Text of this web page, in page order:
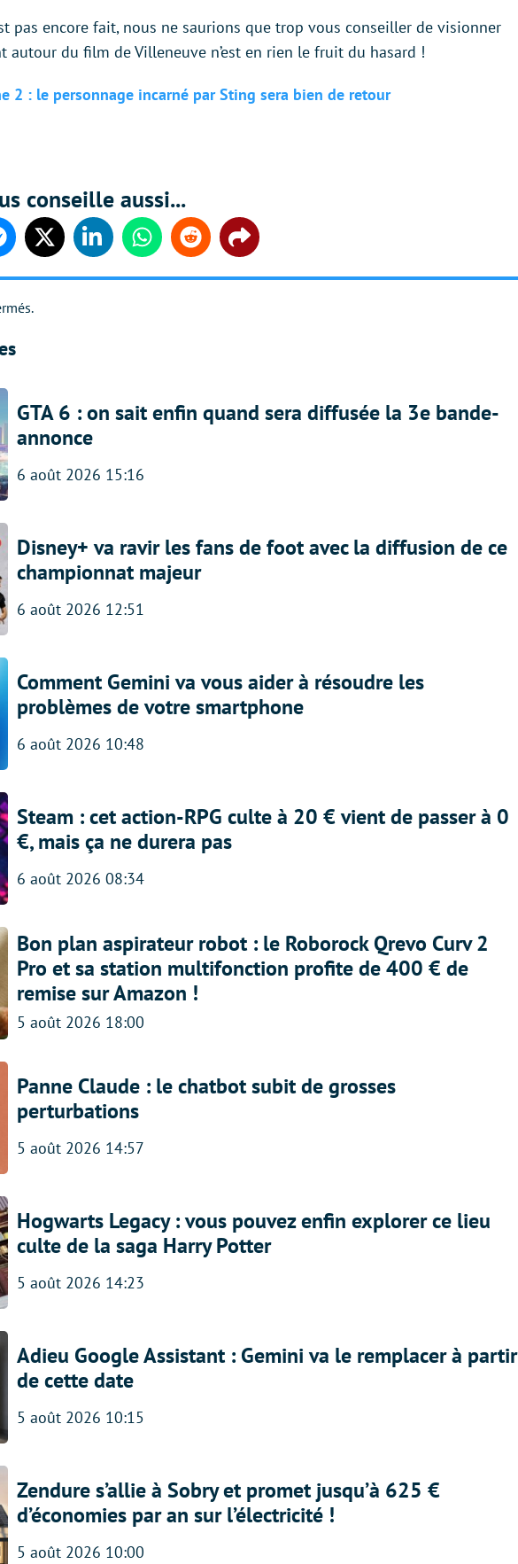
pas encore fait, nous ne saurions que trop vous conseiller de visionner
autour du film de Villeneuve n’est en rien le fruit du hasard !
2 : le personnage incarné par Sting sera bien de retour
conseille aussi...
Twitter LinkedinWhatsappReddit Share
GTA 6 : on sait enfin quand sera diffusée la 3e bande-
annonce
6 août 2026 15:16
Disney+ va ravir les fans de foot avec la diffusion de ce
championnat majeur
6 août 2026 12:51
Comment Gemini va vous aider à résoudre les
problèmes de votre smartphone
6 août 2026 10:48
Steam : cet action-RPG culte à 20 € vient de passer à 0
€, mais ça ne durera pas
6 août 2026 08:34
Bon plan aspirateur robot : le Roborock Qrevo Curv 2
Pro et sa station multifonction profite de 400 € de
remise sur Amazon !
5 août 2026 18:00
Panne Claude : le chatbot subit de grosses
perturbations
5 août 2026 14:57
Hogwarts Legacy : vous pouvez enfin explorer ce lieu
culte de la saga Harry Potter
5 août 2026 14:23
Adieu Google Assistant : Gemini va le remplacer à partir
de cette date
5 août 2026 10:15
Zendure s’allie à Sobry et promet jusqu’à 625 €
d’économies par an sur l’électricité !
5 août 2026 10:00